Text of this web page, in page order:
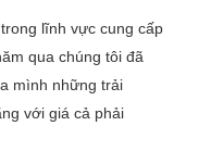
lĩnh vực cung cấp
qua chúng tôi đã
mình những trải
với giá cả phải